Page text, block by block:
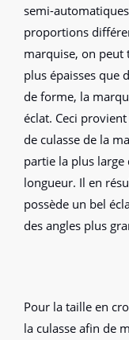
semi-
proportions
marquise, on peut
plus épaisses que
de forme, la
éclat. Ceci provient
de culasse de la
partie la plus large
longueur. Il en
possède un bel
des angles plus
Pour la taille en
la culasse afin de